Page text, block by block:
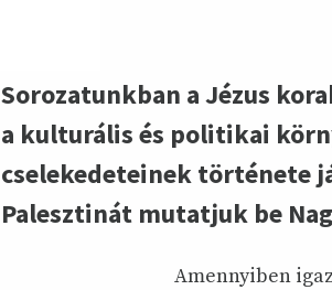
Sorozatunkban a Jézus
a kulturális és politikai
cselekedeteinek története
Palesztinát mutatjuk be
Amennyiben